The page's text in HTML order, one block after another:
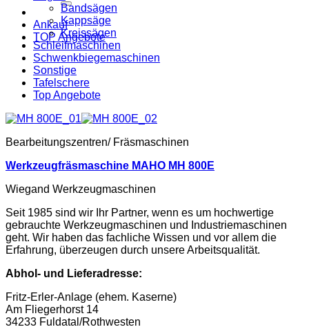
Ankauf
TOP Angebote
Bandsägen
Kappsäge
Kreissägen
Schleifmaschinen
Schwenkbiegemaschinen
Sonstige
Tafelschere
Top Angebote
Bearbeitungszentren/ Fräsmaschinen
Werkzeugfräsmaschine MAHO MH 800E
Wiegand Werkzeugmaschinen
Seit 1985 sind wir Ihr Partner, wenn es um hochwertige
gebrauchte Werkzeugmaschinen und Industriemaschinen
geht. Wir haben das fachliche Wissen und vor allem die
Erfahrung, überzeugen durch unsere Arbeitsqualität.
Abhol- und Lieferadresse:
Fritz-Erler-Anlage (ehem. Kaserne)
Am Fliegerhorst 14
34233 Fuldatal/Rothwesten